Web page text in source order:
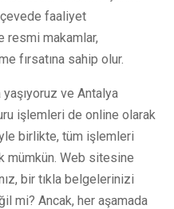
faaliyet
resmi makamlar,
fırsatına sahip olur.
ve Antalya
işlemleri de online olarak
birlikte, tüm işlemleri
mümkün. Web sitesine
bir tıkla belgelerinizi
mi? Ancak, her aşamada